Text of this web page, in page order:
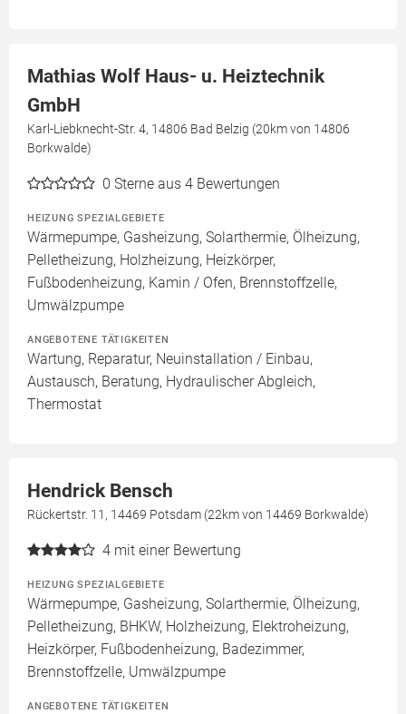
Mathias Wolf Haus- u. Heiztechnik
GmbH
Karl-Liebknecht-Str. 4, 14806 Bad Belzig (20km von 14806
Borkwalde)
0 Sterne aus 4 Bewertungen
HEIZUNG SPEZIALGEBIETE
Wärmepumpe, Gasheizung, Solarthermie, Ölheizung,
Pelletheizung, Holzheizung, Heizkörper,
Fußbodenheizung, Kamin / Ofen, Brennstoffzelle,
Umwälzpumpe
ANGEBOTENE TÄTIGKEITEN
Wartung, Reparatur, Neuinstallation / Einbau,
Austausch, Beratung, Hydraulischer Abgleich,
Thermostat
Hendrick Bensch
Rückertstr. 11, 14469 Potsdam (22km von 14469 Borkwalde)
4 mit einer Bewertung
HEIZUNG SPEZIALGEBIETE
Wärmepumpe, Gasheizung, Solarthermie, Ölheizung,
Pelletheizung, BHKW, Holzheizung, Elektroheizung,
Heizkörper, Fußbodenheizung, Badezimmer,
Brennstoffzelle, Umwälzpumpe
ANGEBOTENE TÄTIGKEITEN